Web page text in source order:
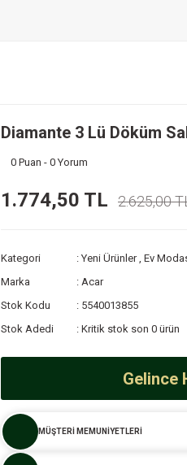
Diamante 3 Lü Döküm
0 Puan - 0 Yorum
1.774,50 TL 2.625,00
Kategori Yeni Ürünler , Ev
Marka
Acar
Stok Kodu
5540013855
Stok Adedi
Kritik stok son 0 ürün
Gelince
MÜŞTERİ MEMUNİYETLERİ